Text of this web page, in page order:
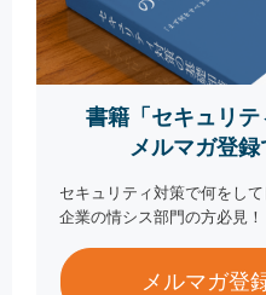
書籍「セキュリテ
メルマガ登録
セキュリティ対策で何をし
企業の情シス部門の方必見！
メルマガ登